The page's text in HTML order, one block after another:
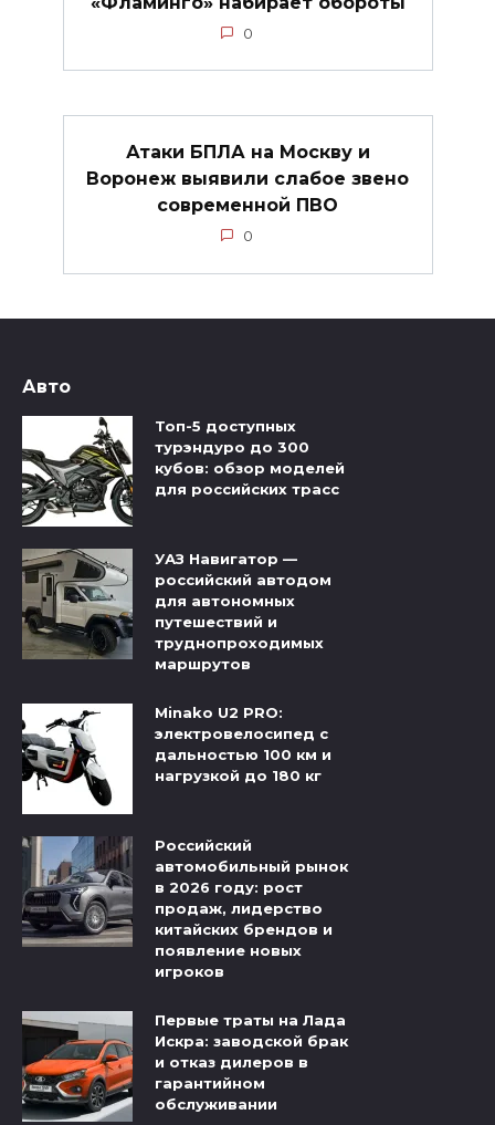
0
Атаки БПЛА на Москву и
Воронеж выявили слабое звено
современной ПВО
0
Авто
Топ-5 доступных
турэндуро до 300
кубов: обзор моделей
для российских трасс
УАЗ Навигатор —
российский автодом
для автономных
путешествий и
труднопроходимых
маршрутов
Minako U2 PRO:
электровелосипед с
дальностью 100 км и
нагрузкой до 180 кг
Российский
автомобильный рынок
в 2026 году: рост
продаж, лидерство
китайских брендов и
появление новых
игроков
Первые траты на Лада
Искра: заводской брак
и отказ дилеров в
гарантийном
обслуживании